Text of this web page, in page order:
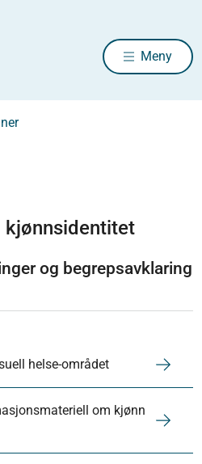
Meny
kjønnsidentitet
og begrepsavklaring
helse-området
om kjønn